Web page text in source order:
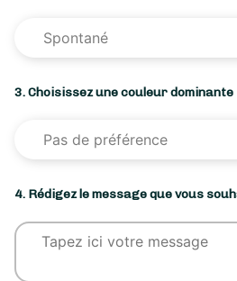
3. Choisissez une couleur dominante
4. Rédigez le message que vous